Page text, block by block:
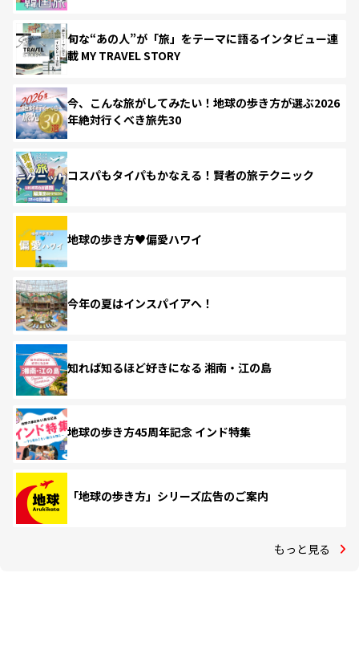
旬な“あの人”が「旅」をテーマに語るインタビュー連
載 MY TRAVEL STORY
今、こんな旅がしてみたい！地球の歩き方が選ぶ2026
年絶対行くべき旅先30
コスパもタイパもかなえる！賢者の旅テクニック
地球の歩き方♥偏愛ハワイ
今年の夏はインスパイアへ！
知れば知るほど好きになる 湘南・江の島
地球の歩き方45周年記念 インド特集
「地球の歩き方」シリーズ広告のご案内
もっと見る